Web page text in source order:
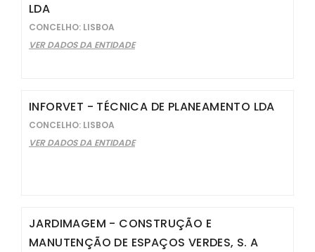
LDA
CONCELHO: LISBOA
VER DADOS DA ENTIDADE
INFORVET - TÉCNICA DE PLANEAMENTO LDA
CONCELHO: LISBOA
VER DADOS DA ENTIDADE
JARDIMAGEM - CONSTRUÇÃO E
MANUTENÇÃO DE ESPAÇOS VERDES, S. A